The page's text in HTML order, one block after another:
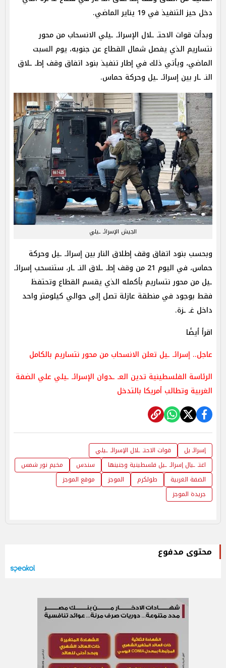
دخل حيز التنفيذ في 19 يناير الماضي.
وبدأت قوات الاحتـ ـلال الإسرائـ ـيلي الانسحاب من محور
نتساريم الذي يفصل شمال القطاع عن جنوبه، يوم السبت
الماضي، ويأتي ذلك في إطار تنفيذ بنود اتفاق وقف إطـ ـلاق
النـ ـار بين إسرائـ ـيل وحركة حماس.
الجيش الإسرائـ ـيلي
وبحسب بنود اتفاق وقف إطلاق النار بين إسرائـ ـيل وحركة
حماس، في اليوم 21 من وقف إطـ ـلاق النـ ـار، ستنسحب إسرائـ
ـيل من محور نتساريم بأكمله الذي يقسم القطاع وتحتفظ
فقط بوجود في منطقة عازلة تصل إلى حوالي كيلومتر واحد
داخل غـ ـزة.
اقرأ أيضًا
عاجل.. إسرائـ ـيل تعلن الانسحاب من محور نتساريم بالكامل
الرئاسة الفلسطينية تدين العـ ـدوان الإسرائـ ـيلي علي الضفة
الغربية وتطالب أمريكا بالتدخل
إسرائـ يل
قوات الاحتـ ـلال الإسرائـ ـيلي
اغتـ ـيال إسرائـ ـيل فلسطينية وجنينها
سندس
مخيم نور شمس
الضفة الغربية
طولكرم الموجز
موقع الموجز
جريدة الموجز
محتوى مدفوع